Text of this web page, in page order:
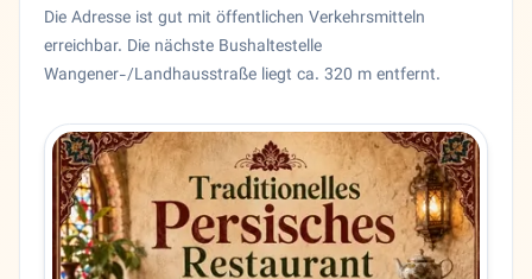
Die Adresse ist gut mit öffentlichen Verkehrsmitteln
erreichbar. Die nächste Bushaltestelle
Wangener-/Landhausstraße liegt ca. 320 m entfernt.
Restaurant Zartosht Stuttgart in Stuttgart, Baden-
Bundesland
Baden-Württemberg
Stadt
Stuttgart